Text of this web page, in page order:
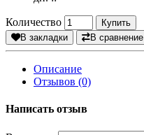
Количество
Купить
В закладки
В сравнение
Описание
Отзывов (0)
Написать отзыв